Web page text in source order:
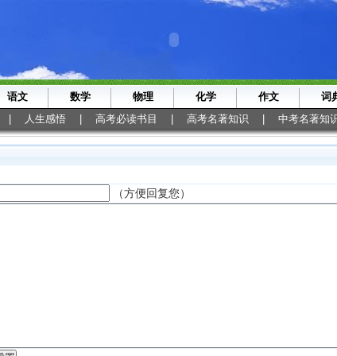
语文 数学 物理 化学 作文 词
人生感悟 高考必读书目 高考名著知识 中考名著知
（方便回复您）